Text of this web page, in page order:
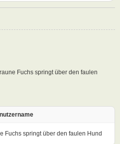
Fuchs springt über den faulen
Fuchs springt über den faulen Hund